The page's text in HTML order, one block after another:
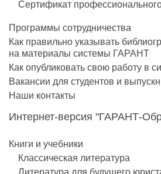
Сертификат
Программы сотрудничества
Как правильно указывать
на материалы системы ГАРАНТ
Как опубликовать свою работу в
Вакансии для студентов и
Наши контакты
Интернет-версия "ГАРАНТ-
Книги и учебники
Классическая литература